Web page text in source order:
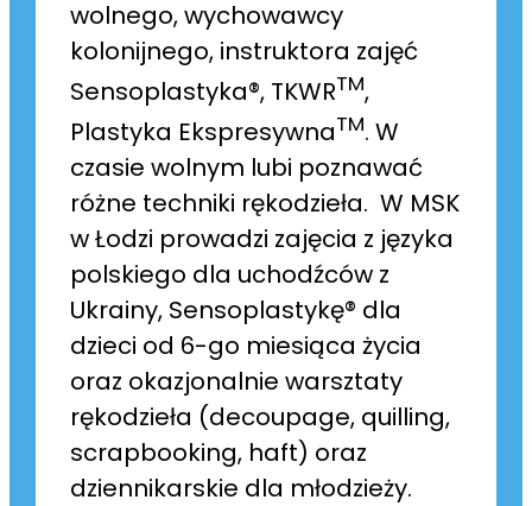
wolnego, wychowawcy
kolonijnego, instruktora zajęć
Sensoplastyka®, TKWRTM,
Plastyka EkspresywnaTM. W
czasie wolnym lubi poznawać
różne techniki rękodzieła. W MSK
w Łodzi prowadzi zajęcia z języka
polskiego dla uchodźców z
Ukrainy, Sensoplastykę® dla
dzieci od 6-go miesiąca życia
oraz okazjonalnie warsztaty
rękodzieła (decoupage, quilling,
scrapbooking, haft) oraz
dziennikarskie dla młodzieży.